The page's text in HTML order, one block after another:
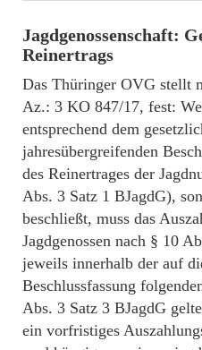
Jagdgenossenschaft:
Reinertrags
Das Thüringer OVG stellt
Az.: 3 KO 847/17, fest:
entsprechend dem
jahresübergreifenden
des Reinertrages der
Abs. 3 Satz 1 BJagdG),
beschließt, muss das
Jagdgenossen nach § 10
jeweils innerhalb der auf
Beschlussfassung
Abs. 3 Satz 3 BJagdG
ein vorfristiges